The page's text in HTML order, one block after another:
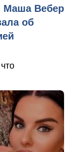
Маша Вебер
об